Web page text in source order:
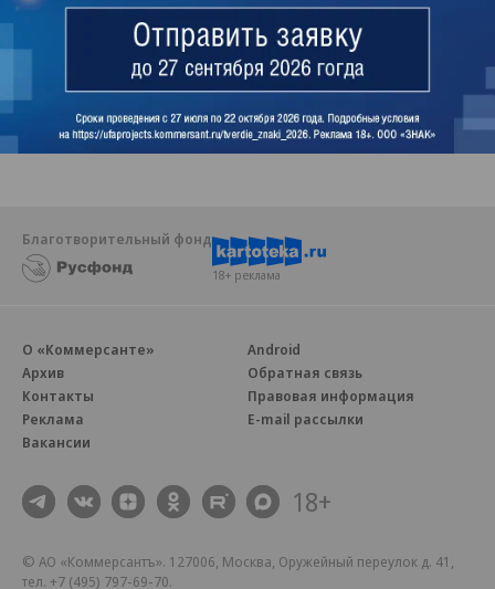
АО «Газпромбанк»
«АгроНэкст» разместил
облигаций на 700 млн юаней
«Сервис путешествий
Туту»
«Туту» поддержит
благотворительный фонд
«Линия Жизни»
Благотворительный фонд
18+ реклама
О «Коммерсанте»
Архив
Контакты
Реклама
Вакансии
Android
Обратная связь
Правовая информация
E-mail рассылки
18+
© АО «Коммерсантъ». 127006, Москва, Оружейный переулок д. 41,
тел. +7 (495) 797-69-70.